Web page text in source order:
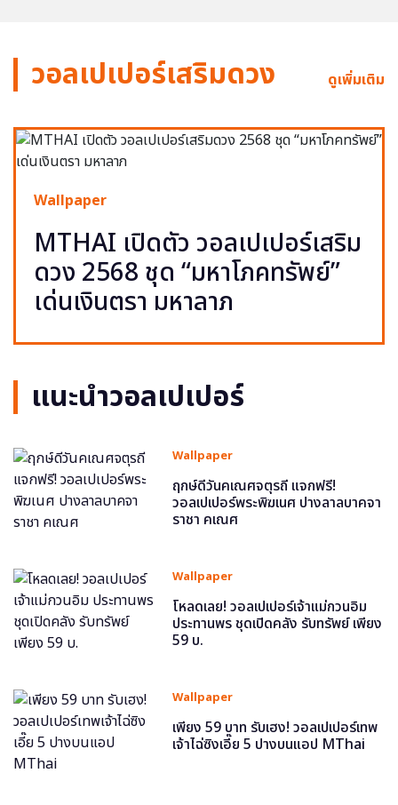
วอลเปเปอร์เสริมดวง ดูเพิ่มเติม
Wallpaper
MTHAI เปิดตัว วอลเปเปอร์เสริม
ดวง 2568 ชุด “มหาโภคทรัพย์”
เด่นเงินตรา มหาลาภ
แนะนำวอลเปเปอร์
Wallpaper
ฤกษ์ดีวันคเณศจตุรถี แจกฟรี!
วอลเปเปอร์พระพิฆเนศ ปางลาลบาคจา
ราชา คเณศ
Wallpaper
โหลดเลย! วอลเปเปอร์เจ้าแม่กวนอิม
ประทานพร ชุดเปิดคลัง รับทรัพย์ เพียง
59 บ.
Wallpaper
เพียง 59 บาท รับเฮง! วอลเปเปอร์เทพ
เจ้าไฉ่ซิงเอี๊ย 5 ปางบนแอป MThai